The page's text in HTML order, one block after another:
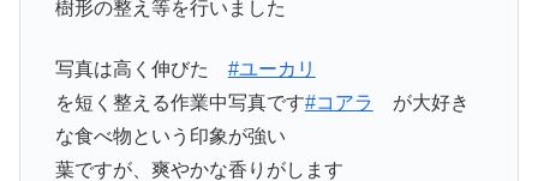
樹形の整え等を行いました
写真は高く伸びた #ユーカリ
を短く整える作業中写真です#コアラ
が大好き
な食べ物という印象が強い
葉ですが、爽やかな香りがします